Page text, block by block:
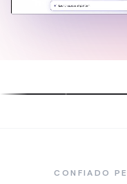
Avatares que falam, reagem e
CONFIADO